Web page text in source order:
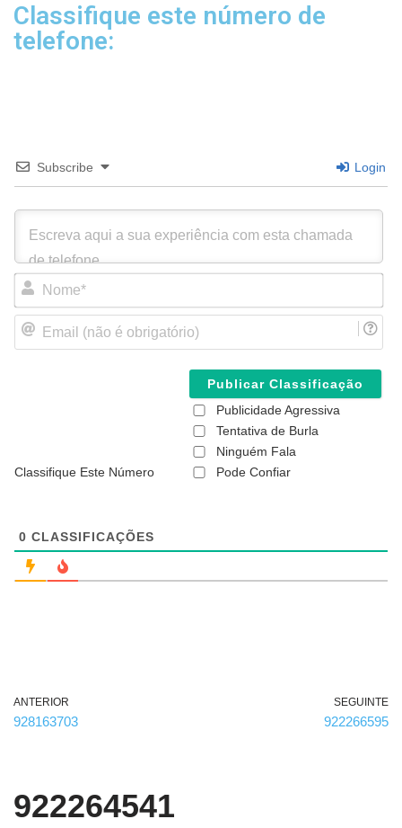
Classifique este número de
telefone:
Subscribe Login
N
m
a
a
ó
Classifique Este Número
Publicidade Agressiva
Tentativa de Burla
Ninguém Fala
Pode Confiar
0 CLASSIFICAÇÕES
ANTERIOR
928163703
SEGUINTE
922266595
922264541